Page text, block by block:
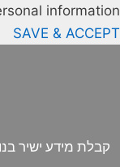
information.
SAVE & ACCEPT
קבלת מידע ישיר